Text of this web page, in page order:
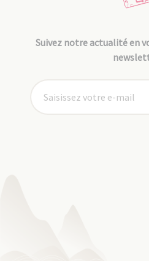
Suivez notre actualité en